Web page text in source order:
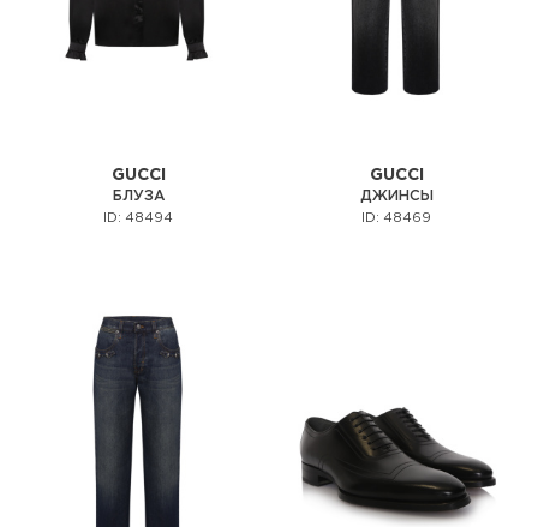
GUCCI
БЛУЗА
ID: 48494
GUCCI
ДЖИНСЫ
ID: 48469